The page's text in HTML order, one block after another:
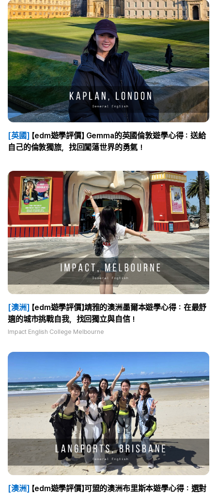
[英國]
自己的倫敦獨旅，找回闖蕩世界的勇氣！
[澳洲]
適的城市挑戰自我，找回獨立與自信！
Impact English College Melbourne
[澳洲]